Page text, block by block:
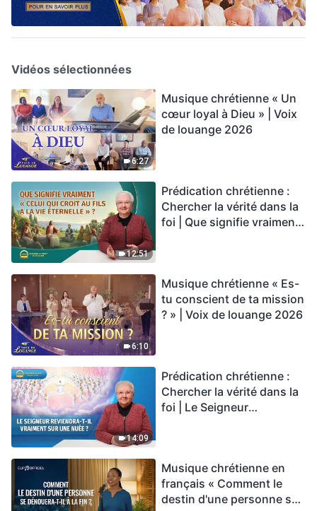
Vidéos sélectionnées
6:27
Musique chrétienne « Un
cœur loyal à Dieu » | Voix
de louange 2026
12:51
Prédication chrétienne :
Chercher la vérité dans la
foi | Que signifie vraiment
6:10
Musique chrétienne « Es-
tu conscient de ta mission
? » | Voix de louange 2026
14:09
Prédication chrétienne :
Chercher la vérité dans la
foi | Le Seigneur
Musique chrétienne en
français « Comment le
destin d'une personne se